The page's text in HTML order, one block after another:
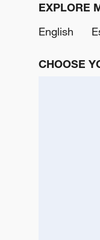
EXPLORE
English
CHOOSE